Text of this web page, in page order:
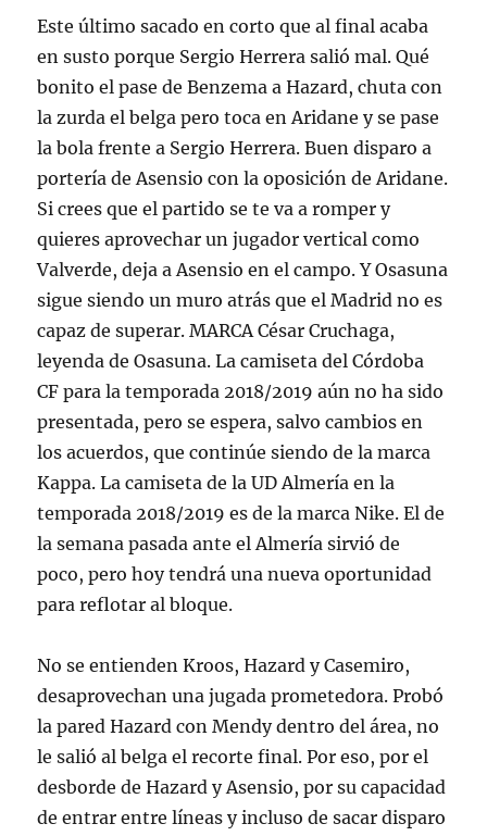
Este último sacado en corto que al final acaba
en susto porque Sergio Herrera salió mal. Qué
bonito el pase de Benzema a Hazard, chuta con
la zurda el belga pero toca en Aridane y se pase
la bola frente a Sergio Herrera. Buen disparo a
portería de Asensio con la oposición de Aridane.
Si crees que el partido se te va a romper y
quieres aprovechar un jugador vertical como
Valverde, deja a Asensio en el campo. Y Osasuna
sigue siendo un muro atrás que el Madrid no es
capaz de superar. MARCA César Cruchaga,
leyenda de Osasuna. La camiseta del Córdoba
CF para la temporada 2018/2019 aún no ha sido
presentada, pero se espera, salvo cambios en
los acuerdos, que continúe siendo de la marca
Kappa. La camiseta de la UD Almería en la
temporada 2018/2019 es de la marca Nike. El de
la semana pasada ante el Almería sirvió de
poco, pero hoy tendrá una nueva oportunidad
para reflotar al bloque.
No se entienden Kroos, Hazard y Casemiro,
desaprovechan una jugada prometedora. Probó
la pared Hazard con Mendy dentro del área, no
le salió al belga el recorte final. Por eso, por el
desborde de Hazard y Asensio, por su capacidad
de entrar entre líneas y incluso de sacar disparo